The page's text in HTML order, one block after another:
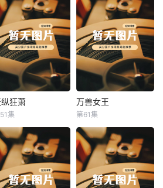
天纵狂萧
狂萧
集
万兽女王
万兽女王
第61集